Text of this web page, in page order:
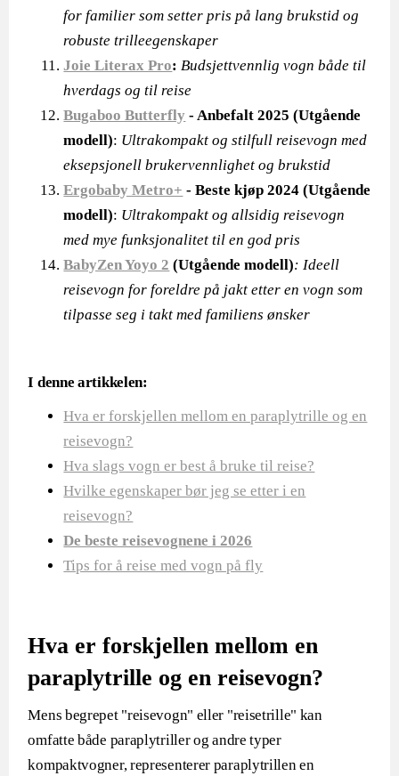
for familier som setter pris på lang brukstid og
robuste trilleegenskaper
Joie Literax Pro:Budsjettvennlig vogn både til
hverdags og til reise
Bugaboo Butterfly - Anbefalt 2025 (Utgående
modell): Ultrakompakt og stilfull reisevogn med
eksepsjonell brukervennlighet og brukstid
Ergobaby Metro+ - Beste kjøp 2024 (Utgående
modell): Ultrakompakt og allsidig reisevogn
med mye funksjonalitet til en god pris
BabyZen Yoyo 2 (Utgående modell): Ideell
reisevogn for foreldre på jakt etter en vogn som
tilpasse seg i takt med familiens ønsker
I denne artikkelen:
Hva er forskjellen mellom en paraplytrille og en
reisevogn?
Hva slags vogn er best å bruke til reise?
Hvilke egenskaper bør jeg se etter i en
reisevogn?
De beste reisevognene i 2026
Tips for å reise med vogn på fly
Hva er forskjellen mellom en
paraplytrille og en reisevogn?
Mens begrepet "reisevogn" eller "reisetrille" kan
omfatte både paraplytriller og andre typer
kompaktvogner, representerer paraplytrillen en